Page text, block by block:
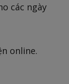
các ngày
online.